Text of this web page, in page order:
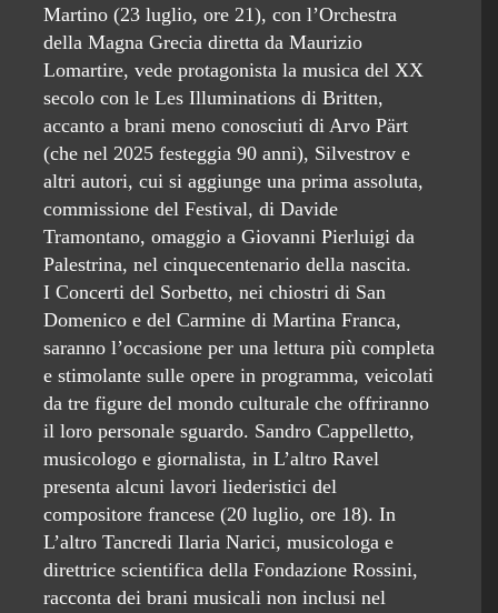
Martino (23 luglio, ore 21), con l’Orchestra
della Magna Grecia diretta da Maurizio
Lomartire, vede protagonista la musica del XX
secolo con le Les Illuminations di Britten,
accanto a brani meno conosciuti di Arvo Pärt
(che nel 2025 festeggia 90 anni), Silvestrov e
altri autori, cui si aggiunge una prima assoluta,
commissione del Festival, di Davide
Tramontano, omaggio a Giovanni Pierluigi da
Palestrina, nel cinquecentenario della nascita.
I Concerti del Sorbetto, nei chiostri di San
Domenico e del Carmine di Martina Franca,
saranno l’occasione per una lettura più completa
e stimolante sulle opere in programma, veicolati
da tre figure del mondo culturale che offriranno
il loro personale sguardo. Sandro Cappelletto,
musicologo e giornalista, in L’altro Ravel
presenta alcuni lavori liederistici del
compositore francese (20 luglio, ore 18). In
L’altro Tancredi Ilaria Narici, musicologa e
direttrice scientifica della Fondazione Rossini,
racconta dei brani musicali non inclusi nel